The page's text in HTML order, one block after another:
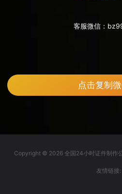
客服微信：
点击复制
Copyright © 2026 全国24小时证件制作
友情链接: